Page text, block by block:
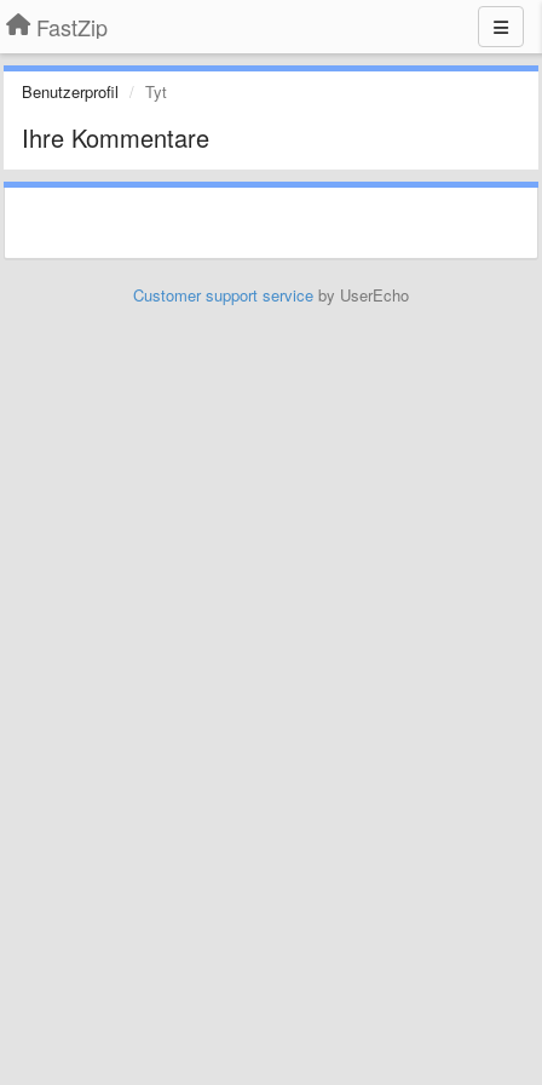
FastZip
Benutzerprofil Tyt
Ihre Kommentare
Customer support service by UserEcho